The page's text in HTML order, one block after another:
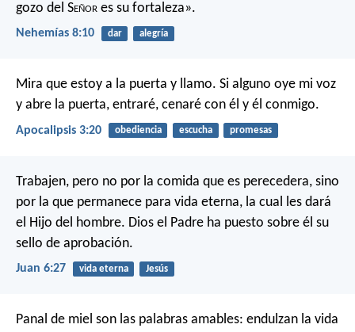
gozo del Señor es su fortaleza».
Nehemías 8:10 dar alegría
Mira que estoy a la puerta y llamo. Si alguno oye mi voz
y abre la puerta, entraré, cenaré con él y él conmigo.
Apocalipsis 3:20 obediencia escucha promesas
Trabajen, pero no por la comida que es perecedera, sino
por la que permanece para vida eterna, la cual les dará
el Hijo del hombre. Dios el Padre ha puesto sobre él su
sello de aprobación.
Juan 6:27 vida eterna Jesús
Panal de miel son las palabras amables: endulzan la vida